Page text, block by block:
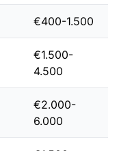
€400-1.500
€1.500-
4.500
€2.000-
6.000